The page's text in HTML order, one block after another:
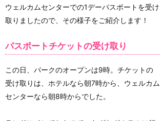
ウェルカムセンターでの1デーパスポートを受け
取りましたので、その様子をご紹介します！
パスポートチケットの受け取り
この日、パークのオープンは9時。チケットの
受け取りは、ホテルなら朝7時から、ウェルカム
センターなら朝8時からでした。